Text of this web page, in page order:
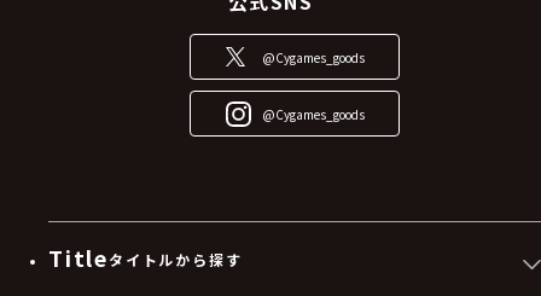
@Cygames_goods
@Cygames_goods
Titleタイトルから探す